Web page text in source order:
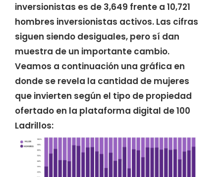
inversionistas es de 3,649 frente a 10,721
hombres inversionistas activos. Las cifras
siguen siendo desiguales, pero sí dan
muestra de un importante cambio.
Veamos a continuación una gráfica en
donde se revela la cantidad de mujeres
que invierten según el tipo de propiedad
ofertado en la plataforma digital de 100
Ladrillos: